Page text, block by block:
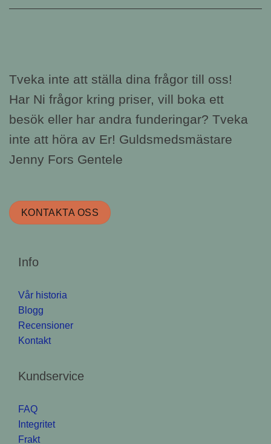
Tveka inte att ställa dina frågor till oss!
Har Ni frågor kring priser, vill boka ett
besök eller har andra funderingar? Tveka
inte att höra av Er! Guldsmedsmästare
Jenny Fors Gentele
KONTAKTA OSS
Info
Vår historia
Blogg
Recensioner
Kontakt
Kundservice
FAQ
Integritet
Frakt